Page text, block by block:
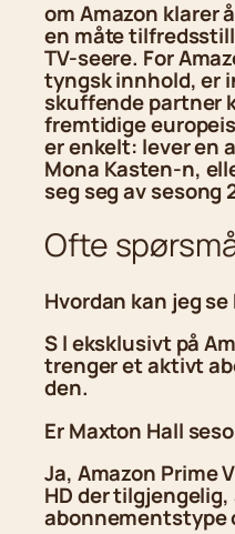
om Amazon klarer
en måte
TV-seere. For
tyngsk innhold, er
skuffende partner
fremtidige
er enkelt: lever en
Mona Kasten-n,
seg seg av
Ofte
Hvordan kan jeg
S l eksklusivt på
trenger et aktivt
den.
Er Maxton Hall
Ja, Amazon Prime
HD der
abonnementstype